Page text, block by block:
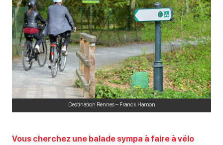
Destination Rennes – Franck Hamon
Vous cherchez une balade sympa à faire à vélo